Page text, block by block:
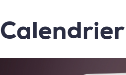
Calendrier